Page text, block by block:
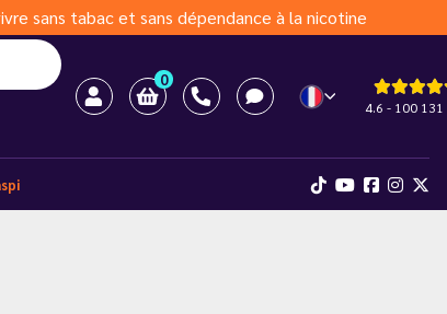
sans tabac et sans dépendance à la nicotine
0
4.6 - 100 131